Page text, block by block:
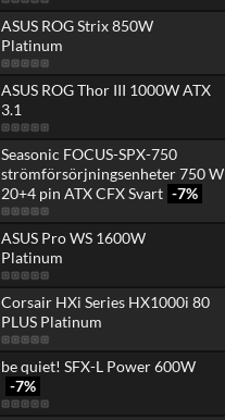
ASUS ROG Strix 850W
Platinum
ASUS ROG Thor III 1000W ATX
3.1
Seasonic FOCUS-SPX-750
strömförsörjningsenheter 750 W
20+4 pin ATX CFX Svart -7%
ASUS Pro WS 1600W
Platinum
Corsair HXi Series HX1000i 80
PLUS Platinum
be quiet! SFX-L Power 600W
-7%